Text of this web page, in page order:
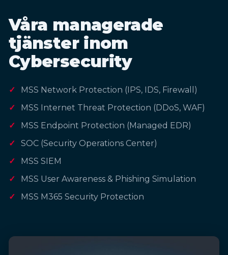
Våra managerade
tjänster inom
Cybersecurity
MSS Network Protection (IPS, IDS, Firewall)
MSS Internet Threat Protection (DDoS, WAF)
MSS Endpoint Protection (Managed EDR)
SOC (Security Operations Center)
MSS SIEM
MSS User Awareness & Phishing Simulation
MSS M365 Security Protection